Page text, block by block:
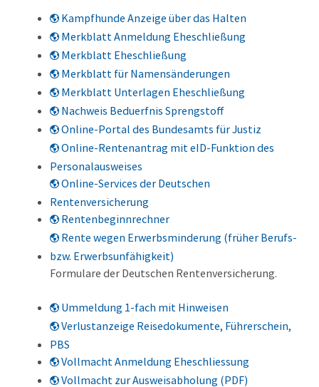
Kampfhunde Anzeige über das Halten
Merkblatt Anmeldung Eheschließung
Merkblatt Eheschließung
Merkblatt für Namensänderungen
Merkblatt Unterlagen Eheschließung
Nachweis Beduerfnis Sprengstoff
Online-Portal des Bundesamts für Justiz
Online-Rentenantrag mit eID-Funktion des
Personalausweises
Online-Services der Deutschen
Rentenversicherung
Rentenbeginnrechner
Rente wegen Erwerbsminderung (früher Berufs-
bzw. Erwerbsunfähigkeit)
Formulare der Deutschen Rentenversicherung.
Ummeldung 1-fach mit Hinweisen
Verlustanzeige Reisedokumente, Führerschein,
PBS
Vollmacht Anmeldung Eheschliessung
Vollmacht zur Ausweisabholung (PDF)